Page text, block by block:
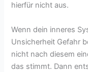
hierfür nicht aus.
Wenn dein inneres
Unsicherheit Gefahr
nicht nach diesem
das stimmt. Dann